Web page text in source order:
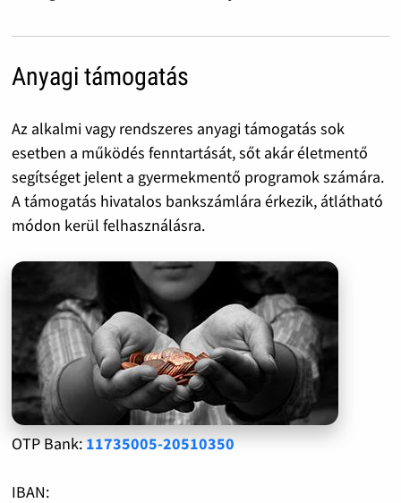
Anyagi támogatás
Az alkalmi vagy rendszeres anyagi támogatás sok
esetben a működés fenntartását, sőt akár életmentő
segítséget jelent a gyermekmentő programok számára.
A támogatás hivatalos bankszámlára érkezik, átlátható
módon kerül felhasználásra.
OTP Bank: 11735005-20510350
IBAN: